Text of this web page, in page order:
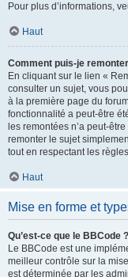
Pour plus d’informations,
Haut
Comment puis-je
En cliquant sur le lien «
consulter un sujet, vous
à la première page du
fonctionnalité a peut-être
les remontées n’a peut-
remonter le sujet
tout en respectant les
Haut
Mise en forme et
Qu’est-ce que le BBCode ?
Le BBCode est une
meilleur contrôle sur la
est déterminée par les